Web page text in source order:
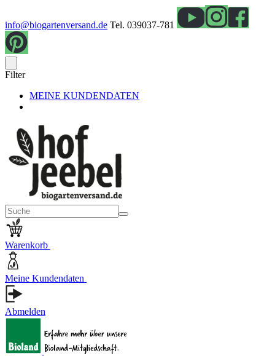
info@biogartenversand.de Tel. 039037-781
Filter
MEINE KUNDENDATEN
Warenkorb
Meine Kundendaten
Abmelden